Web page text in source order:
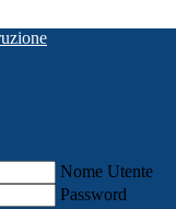
Nome Utente
Password